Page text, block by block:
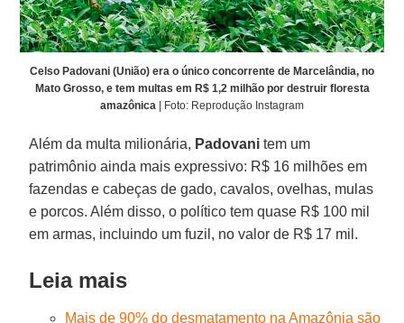
Celso Padovani (União) era o único concorrente de Marcelândia, no
Mato Grosso, e tem multas em R$ 1,2 milhão por destruir floresta
amazônica | Foto: Reprodução Instagram
Além da multa milionária, Padovani tem um
patrimônio ainda mais expressivo: R$ 16 milhões em
fazendas e cabeças de gado, cavalos, ovelhas, mulas
e porcos. Além disso, o político tem quase R$ 100 mil
em armas, incluindo um fuzil, no valor de R$ 17 mil.
Leia mais
Mais de 90% do desmatamento na Amazônia são